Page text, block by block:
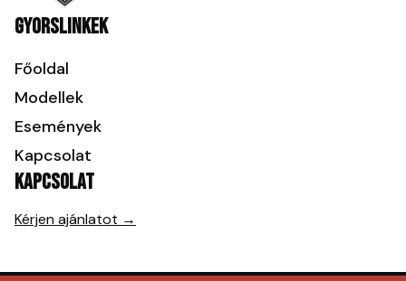
Gyorslinkek
Főoldal
Modellek
Események
Kapcsolat
Kapcsolat
Kérjen ajánlatot →